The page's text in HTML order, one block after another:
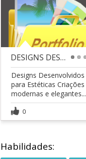
DESIGNS DESENVOLVIDOS PARA ESTÉTICAS
Designs Desenvolvidos
para Estéticas Criações
modernas e elegantes...
0
Habilidades: